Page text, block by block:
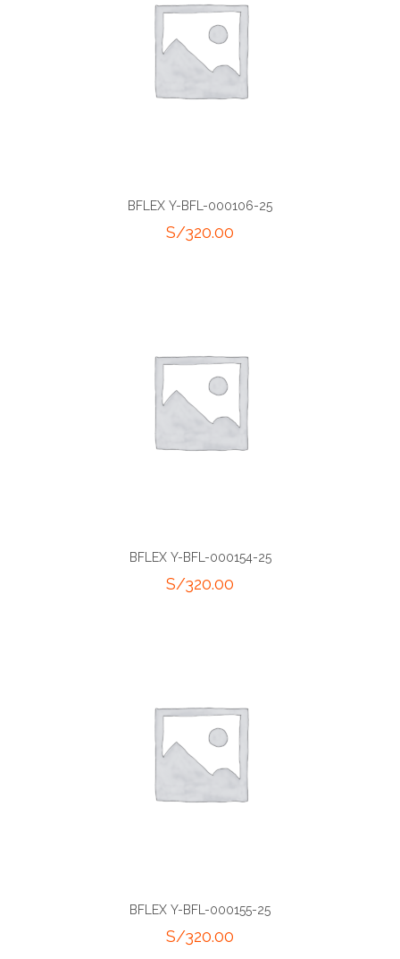
BFLEX Y-BFL-000106-25
S/320.00
BFLEX Y-BFL-000154-25
S/320.00
BFLEX Y-BFL-000155-25
S/320.00